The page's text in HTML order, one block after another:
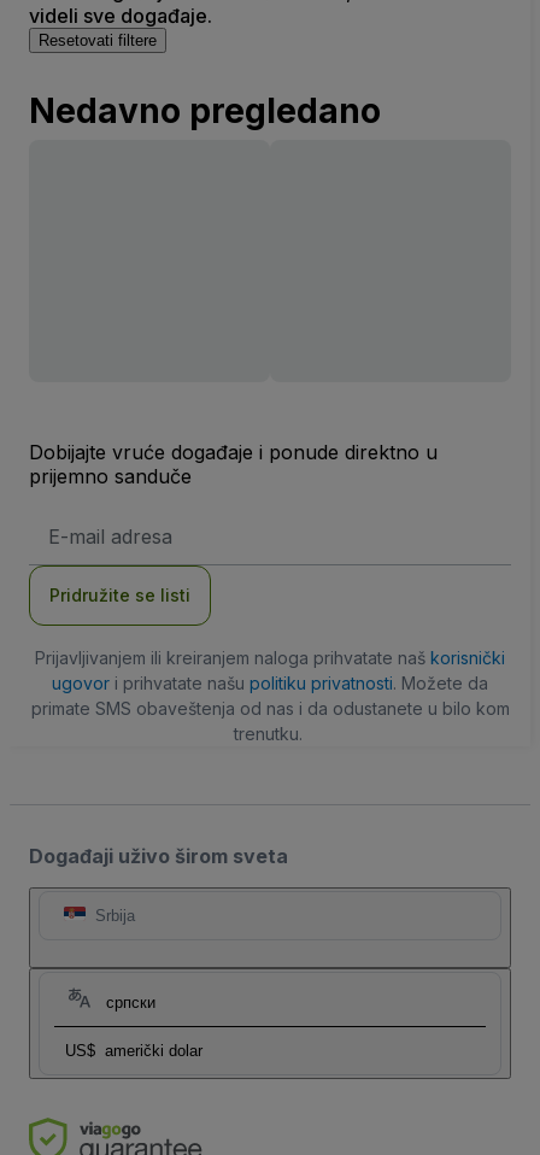
videli sve događaje.
Resetovati filtere
Nedavno pregledano
Dobijajte vruće događaje i ponude direktno u
prijemno sanduče
mail
Pridružite se listi
Prijavljivanjem ili kreiranjem naloga prihvatate naš korisnički
ugovor i prihvatate našu politiku privatnosti. Možete da
primate SMS obaveštenja od nas i da odustanete u bilo kom
trenutku.
Događaji uživo širom sveta
Srbija
српски
US$ američki dolar